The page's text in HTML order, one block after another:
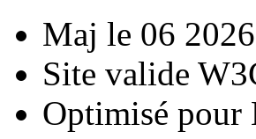
Maj le 06
Site valide
Optimisé